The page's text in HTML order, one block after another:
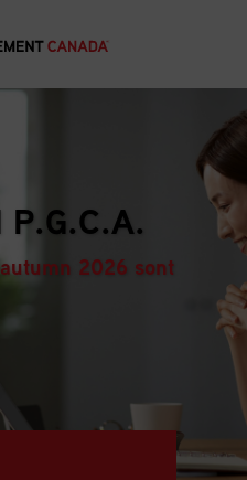
EN GESTION
pour l'autumn 2026 sont